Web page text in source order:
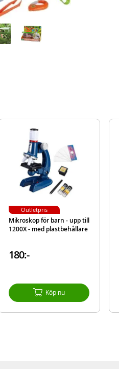
Mikroskop för barn - upp till
1200X - med plastbehållare
180:-
Köp nu
Outletpris